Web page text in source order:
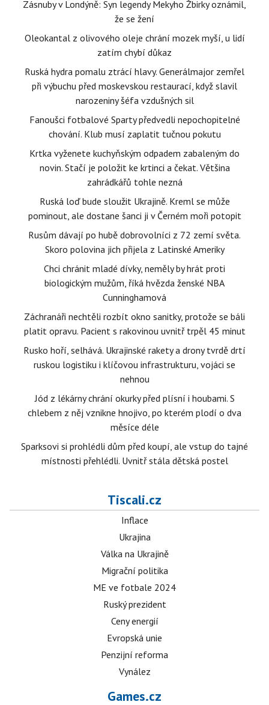
Zásnuby v Londýně: Syn legendy Mekyho Žbirky oznámil,
že se žení
Oleokantal z olivového oleje chrání mozek myší, u lidí
zatím chybí důkaz
Ruská hydra pomalu ztrácí hlavy. Generálmajor zemřel
při výbuchu před moskevskou restaurací, když slavil
narozeniny šéfa vzdušných sil
Fanoušci fotbalové Sparty předvedli nepochopitelné
chování. Klub musí zaplatit tučnou pokutu
Krtka vyženete kuchyňským odpadem zabaleným do
novin. Stačí je položit ke krtinci a čekat. Většina
zahrádkářů tohle nezná
Ruská loď bude sloužit Ukrajině. Kreml se může
pominout, ale dostane šanci ji v Černém moři potopit
Rusům dávají po hubě dobrovolníci z 72 zemí světa.
Skoro polovina jich přijela z Latinské Ameriky
Chci chránit mladé dívky, neměly by hrát proti
biologickým mužům, říká hvězda ženské NBA
Cunninghamová
Záchranáři nechtěli rozbít okno sanitky, protože se báli
platit opravu. Pacient s rakovinou uvnitř trpěl 45 minut
Rusko hoří, selhává. Ukrajinské rakety a drony tvrdě drtí
ruskou logistiku i klíčovou infrastrukturu, vojáci se
nehnou
Jód z lékárny chrání okurky před plísní i houbami. S
chlebem z něj vznikne hnojivo, po kterém plodí o dva
měsíce déle
Sparksovi si prohlédli dům před koupí, ale vstup do tajné
místnosti přehlédli. Uvnitř stála dětská postel
Tiscali.cz
Inflace
Ukrajina
Válka na Ukrajině
Migrační politika
ME ve fotbale 2024
Ruský prezident
Ceny energií
Evropská unie
Penzijní reforma
Vynález
Games.cz